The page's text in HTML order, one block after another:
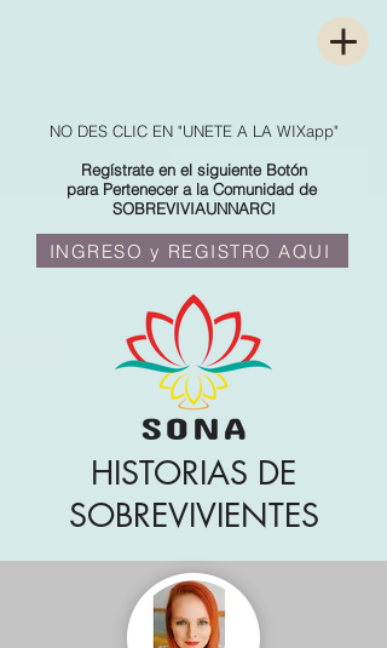
INGRESO y REGISTRO AQUI
NO DES CLIC EN "UNETE A LA WIXapp"
Regístrate en el siguiente Botón
para Pertenecer a la Comunidad de
SOBREVIVIAUNNARCI
HISTORIAS DE
SOBREVIVIENTES